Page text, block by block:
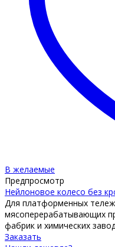
В желаемые
Предпросмотр
Нейлоновое колесо без
Для платформенных
мясоперерабатывающих
фабрик и химических
Заказать